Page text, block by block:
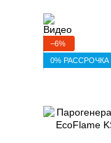
−6%
0% РАССРОЧКА